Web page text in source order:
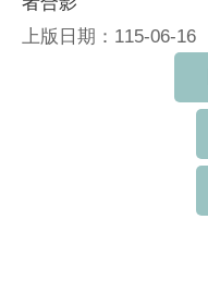
上版日期：115-06-16